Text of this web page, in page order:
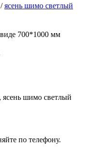
/ясень шимо светлый
700*1000 мм
шимо светлый
по телефону.